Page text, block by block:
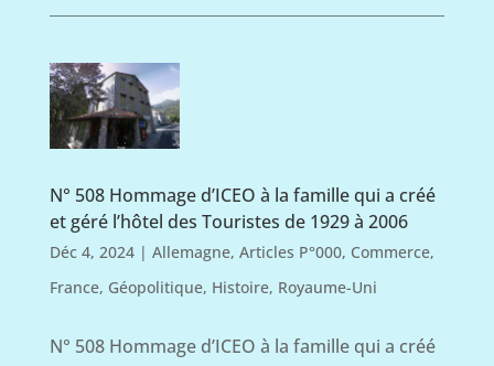
N° 508 Hommage d’ICEO à la famille qui a créé
et géré l’hôtel des Touristes de 1929 à 2006
Déc 4, 2024| Allemagne, Articles P°000, Commerce,
France, Géopolitique, Histoire, Royaume-Uni
N° 508 Hommage d’ICEO à la famille qui a créé